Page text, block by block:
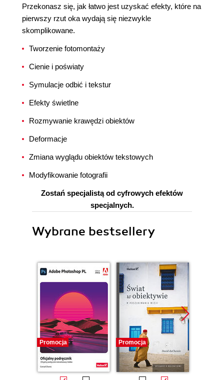
Przekonasz się, jak łatwo jest uzyskać efekty, które na
pierwszy rzut oka wydają się niezwykle
skomplikowane.
Tworzenie fotomontaży
Cienie i poświaty
Symulacje odbić i tekstur
Efekty świetlne
Rozmywanie krawędzi obiektów
Deformacje
Zmiana wyglądu obiektów tekstowych
Modyfikowanie fotografii
Zostań specjalistą od cyfrowych efektów
specjalnych.
Wybrane bestsellery
Promocja Promocja